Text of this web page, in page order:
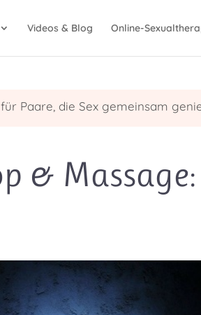
Videos & Blog Online-
&
Paare, die Sex gemeinsam